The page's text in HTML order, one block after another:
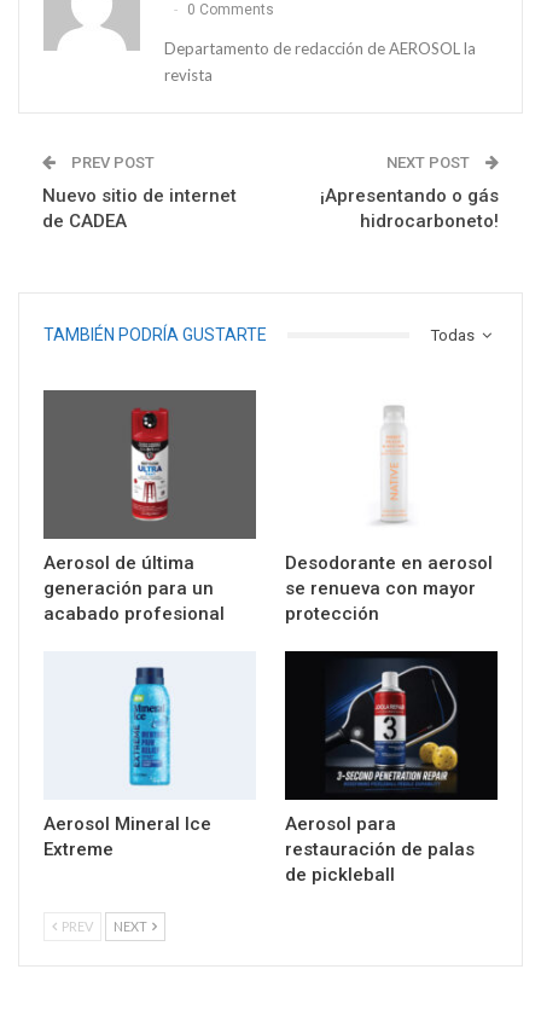
0 Comments
Departamento de redacción de AEROSOL la
revista
PREV POST
Nuevo sitio de internet
de CADEA
NEXT POST
¡Apresentando o gás
hidrocarboneto!
Todas
TAMBIÉN PODRÍA GUSTARTE
Aerosol de última
generación para un
acabado profesional
Desodorante en aerosol
se renueva con mayor
protección
Aerosol Mineral Ice
Extreme
Aerosol para
restauración de palas
de pickleball
PREV NEXT